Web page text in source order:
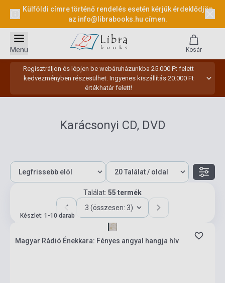
Külföldi címre történő rendelés esetén kérjük érdeklődjön
az info@librabooks.hu címen.
Regisztráljon és lépjen be webáruházunkba 25.000 Ft felett
kedvezményben részesülhet. Ingyenes kiszállítás 20.000 Ft
értékhatár felett!
Menü Kosár
Karácsonyi CD, DVD
Találat: 55 termék
3 (összesen: 3)
Készlet: 1-10 darab
Magyar Rádió Énekkara: Fényes angyal hangja hív